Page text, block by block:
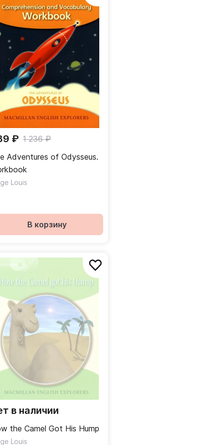
₽ 1 236 ₽
Adventures of Odysseus.
Louis
В корзину
в наличии
the Camel Got His Hump
Louis